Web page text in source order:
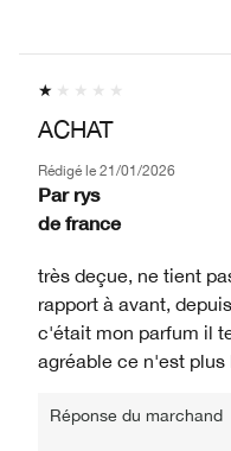
ACHAT
Rédigé le 21/01/2026
Par rys
de france
très deçue, ne tient
rapport à avant,
c'était mon parfum il
agréable ce n'est
Réponse du marchand